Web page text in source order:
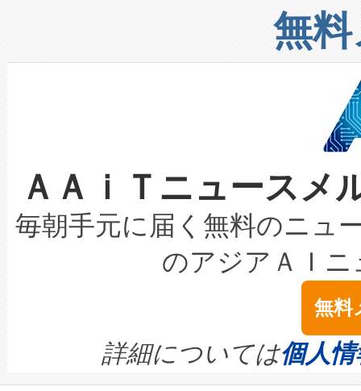
上げおよび商用化段階におけ
設備整備および立ち上げ調整
加組織は、Enzeneのバイオ
選定された製品について、自
取得できる可能性もあります
設には、3億～4億ドルかか
最高経営責任者（CEO）であ
す。「当社のfully-connected
ームを利用すれば、6,000万
きます。この効率性は、フェ
増加しているデータセンター
る電力網に大きな負担をかけ
事業者の負担軽減という課題
系統連系を迅速にし、ピーク
限を超えて利用可能な電力容
持できるよう貢献します。こ
ービスレベル契約（SLA）違
テリー性能の劣化によるダウ
念は、現在データセンターが
ます。 Voltaiq provides a
quality and reliability for AI
BESS stack to ensure battery
リューション「Avia 2」を発
したAvia 2は、1,000メート
狭視野のFOVを切り替えるこ
ケーブル、枝などの細かな対
なレーザースポットにより、
な環境下でも豊かなディテー
キロメートル範囲を検出
LiDAR for Inspections,
は1535 nmレーザーを搭載。
イズの小径化を実現すること
す。ノーマルモードでは、
ートル先まで検出でき、これ
無
ＡＡｉＴニュース
毎朝手元に届く無料のニュ
のアジアＡＩ
無料
詳細については個人